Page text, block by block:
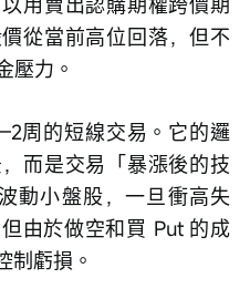
從當前高位回落，但不
壓力。
周的短線交易。它的邏
而是交易「暴漲後的技
動小盤股，一旦衝高失
由於做空和買 Put 的成
制虧損。